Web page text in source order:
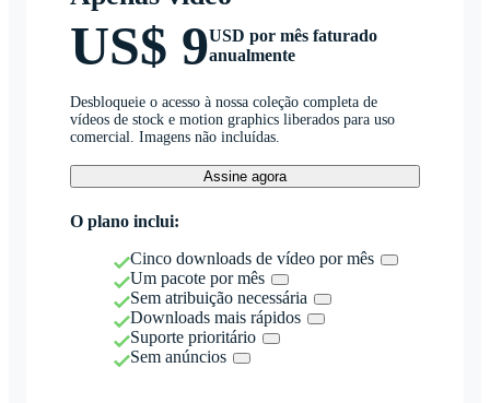
US$ 9USD por mês faturado
anualmente
Desbloqueie o acesso à nossa coleção completa de
vídeos de stock e motion graphics liberados para uso
comercial. Imagens não incluídas.
Assine agora
O plano inclui:
Cinco downloads de vídeo por mês
Um pacote por mês
Sem atribuição necessária
Downloads mais rápidos
Suporte prioritário
Sem anúncios